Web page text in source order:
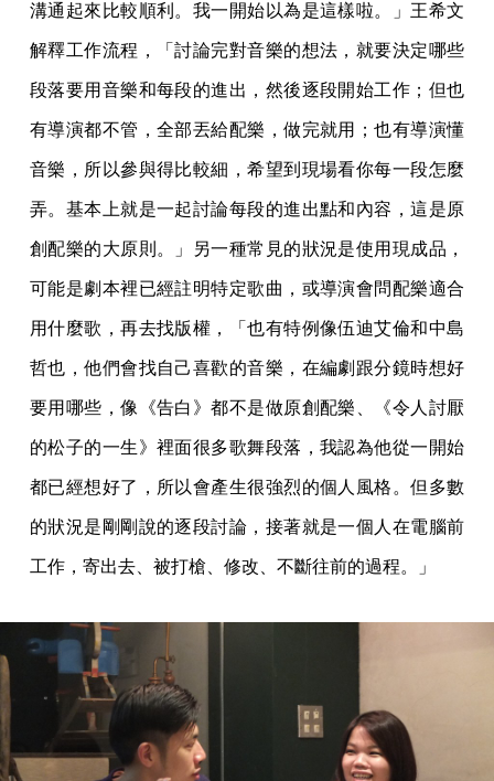
溝通起來比較順利。我一開始以為是這樣啦。」王希文
解釋工作流程，「討論完對音樂的想法，就要決定哪些
段落要用音樂和每段的進出，然後逐段開始工作；但也
有導演都不管，全部丟給配樂，做完就用；也有導演懂
音樂，所以參與得比較細，希望到現場看你每一段怎麼
弄。基本上就是一起討論每段的進出點和內容，這是原
創配樂的大原則。」另一種常見的狀況是使用現成品，
可能是劇本裡已經註明特定歌曲，或導演會問配樂適合
用什麼歌，再去找版權，「也有特例像伍迪艾倫和中島
哲也，他們會找自己喜歡的音樂，在編劇跟分鏡時想好
要用哪些，像《告白》都不是做原創配樂、《令人討厭
的松子的一生》裡面很多歌舞段落，我認為他從一開始
都已經想好了，所以會產生很強烈的個人風格。但多數
的狀況是剛剛說的逐段討論，接著就是一個人在電腦前
工作，寄出去、被打槍、修改、不斷往前的過程。」